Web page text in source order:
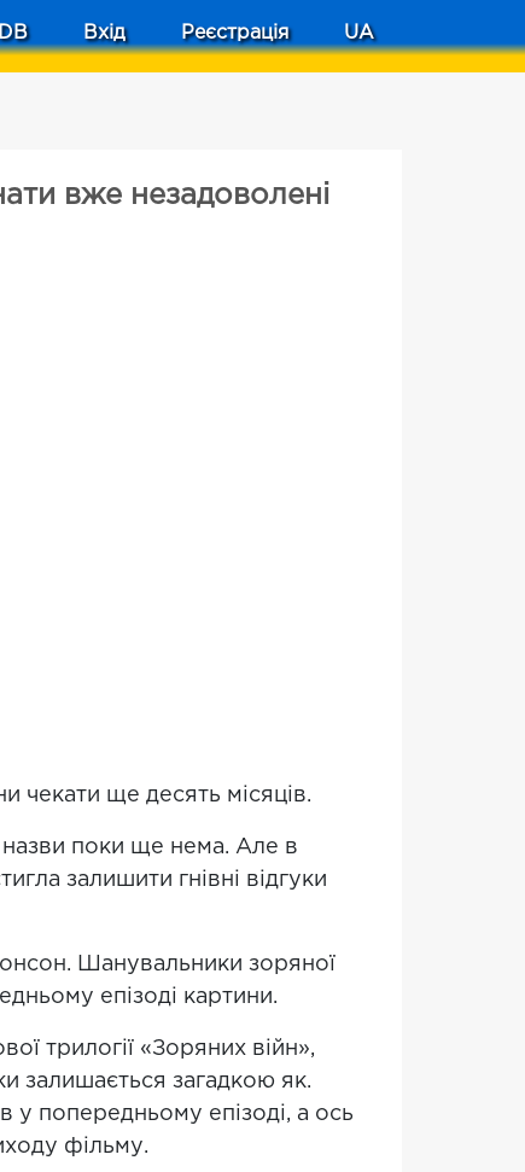
Вхід Реєстрація UA
вже незадоволені
чекати ще десять місяців.
назви поки ще нема. Але в
залишити гнівні відгуки
Шанувальники зоряної
епізоді картини.
трилогії «Зоряних війн»,
залишається загадкою як.
попередньому епізоді, а ось
фільму.